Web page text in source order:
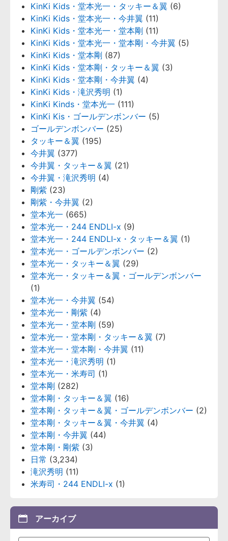
KinKi Kids・堂本光一・タッキー＆翼 (6)
KinKi Kids・堂本光一・今井翼 (11)
KinKi Kids・堂本光一・堂本剛 (11)
KinKi Kids・堂本光一・堂本剛・今井翼 (5)
KinKi Kids・堂本剛 (87)
KinKi Kids・堂本剛・タッキー＆翼 (3)
KinKi Kids・堂本剛・今井翼 (4)
KinKi Kids・滝沢秀明 (1)
KinKi Kinds・堂本光一 (111)
KinKi Kis・ゴールデンボンバー (5)
ゴールデンボンバー (25)
タッキー＆翼 (195)
今井翼 (377)
今井翼・タッキー＆翼 (21)
今井翼・滝沢秀明 (4)
剛紫 (23)
剛紫・今井翼 (2)
堂本光一 (665)
堂本光一・244 ENDLI-x (9)
堂本光一・244 ENDLI-x・タッキー＆翼 (1)
堂本光一・ゴールデンボンバー (2)
堂本光一・タッキー＆翼 (29)
堂本光一・タッキー＆翼・ゴールデンボンバー
(1)
堂本光一・今井翼 (54)
堂本光一・剛紫 (4)
堂本光一・堂本剛 (59)
堂本光一・堂本剛・タッキー＆翼 (7)
堂本光一・堂本剛・今井翼 (11)
堂本光一・滝沢秀明 (1)
堂本光一・米寿司 (1)
堂本剛 (282)
堂本剛・タッキー＆翼 (16)
堂本剛・タッキー＆翼・ゴールデンボンバー (2)
堂本剛・タッキー＆翼・今井翼 (4)
堂本剛・今井翼 (44)
堂本剛・剛紫 (3)
日常 (3,234)
滝沢秀明 (11)
米寿司・244 ENDLI-x (1)
アーカイブ